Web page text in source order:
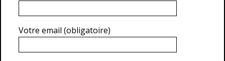
Votre email (obligatoire)